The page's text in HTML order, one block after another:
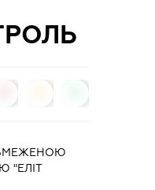
"ЕЛІТ